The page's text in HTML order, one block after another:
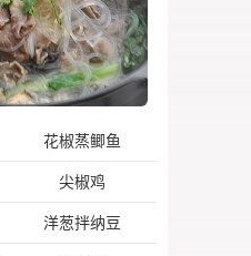
花椒蒸鲫鱼
尖椒鸡
洋葱拌纳豆